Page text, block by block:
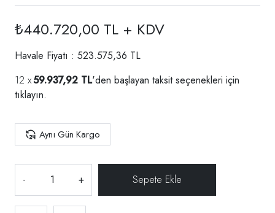
₺440.720,00 TL + KDV
Havale Fiyatı : 523.575,36 TL
59.937,92 TL'den başlayan taksit seçenekleri için
tıklayın.
Aynı Gün Kargo
- +